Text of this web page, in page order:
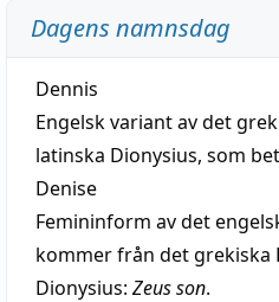
Dagens namnsdag
Dennis
Engelsk variant av det
latinska Dionysius, som
Denise
Femininform av det
kommer från det grekiska
Dionysius: Zeus son.